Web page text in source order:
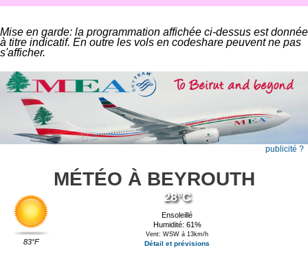
Mise en garde: la programmation affichée ci-dessus est donnée
à titre indicatif. En outre les vols en codeshare peuvent ne pas
s'afficher.
publicité ?
MÉTÉO À BEYROUTH
83°F
28°C
Ensoleillé
Humidité: 61%
Vent: WSW à 13km/h
Détail et prévisions